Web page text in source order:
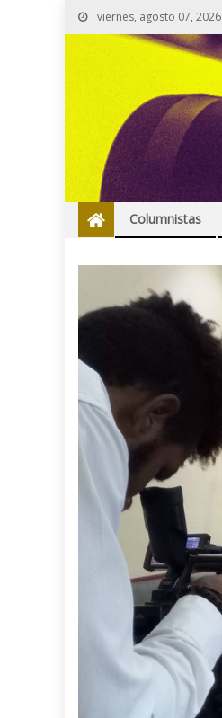
viernes, agosto 07, 2026
Columnistas